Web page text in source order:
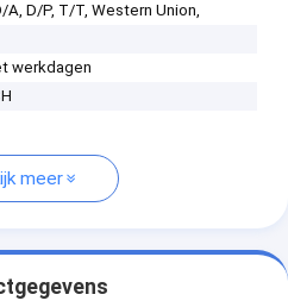
A, D/P, T/T, Western Union,
werkdagen
meer